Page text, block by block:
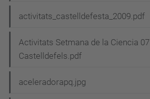
activitats_castelldefesta_2009.pdf
Activitats Setmana de la Ciencia 07
Castelldefels.pdf
aceleradorapq.jpg